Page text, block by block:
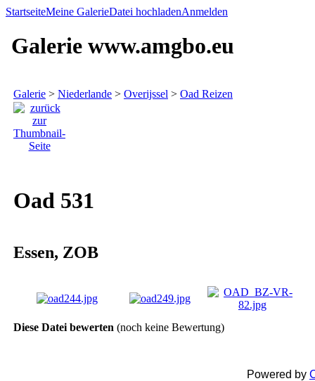
StartseiteMeine GalerieDatei hochladenAnmelden
Galerie www.amgbo.eu
Galerie > Niederlande > Overijssel > Oad Reizen
Oad 531
Essen, ZOB
Diese Datei bewerten (noch keine Bewertung)
Powered by